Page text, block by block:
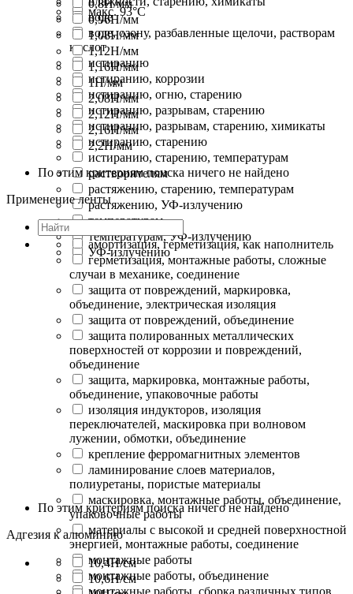
макс. 93°C
воде
воде, озону, разбавленные щелочи, растворам
кислот
истиранию
истиранию, коррозии
истиранию, огню, старению
истиранию, разрывам, старению
истиранию, разрывам, старению, химикаты
истиранию, старению
истиранию, старению, температурам
растворителям
растяжению, старению, температурам
растяжению, УФ-излучению
температурам
температурам, УФ-излучению
УФ-излучению
0,8Н/мм
0,96Н/мм
1,08Н/мм
1,12Н/мм
1,16Н/мм
1Н/мм
2,08Н/мм
2,12Н/мм
2,16Н/мм
2,2Н/мм
По этим критериям поиска ничего не найдено
Применение ленты
амортизация, герметизация, как наполнитель
герметизация, монтажные работы, сложные
случаи в механике, соединение
защита от повреждений, маркировка,
объединение, электрическая изоляция
защита от повреждений, объединение
защита полированных металлических
поверхностей от коррозии и повреждений,
объединение
защита, маркировка, монтажные работы,
объединение, упаковочные работы
изоляция индукторов, изоляция
переключателей, маскировка при волновом
лужении, обмотки, объединение
крепление ферромагнитных элементов
ламинирование слоев материалов,
полиуретаны, пористые материалы
маскировка, монтажные работы, объединение,
упаковочные работы
материалы с высокой и средней поверхностной
энергией, монтажные работы, соединение
монтажные работы
монтажные работы, объединение
монтажные работы, сборка различных типов
По этим критериям поиска ничего не найдено
Адгезия к алюминию
10,4Н/cм
10,6Н/cм